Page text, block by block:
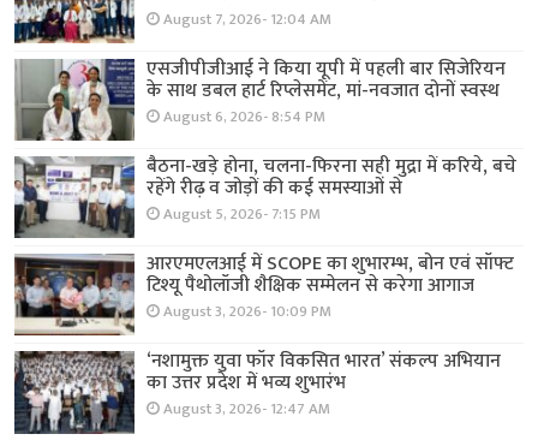
August 7, 2026- 12:04 AM
एसजीपीजीआई ने किया यूपी में पहली बार सिजेरियन
के साथ डबल हार्ट रिप्लेसमेंट, मां-नवजात दोनों स्वस्थ
August 6, 2026- 8:54 PM
बैठना-खड़े होना, चलना-फिरना सही मुद्रा में करिये, बचे
रहेंगे रीढ़ व जोड़ों की कई समस्याओं से
August 5, 2026- 7:15 PM
आरएमएलआई में SCOPE का शुभारम्भ, बोन एवं सॉफ्ट
टिश्यू पैथोलॉजी शैक्षिक सम्मेलन से करेगा आगाज
August 3, 2026- 10:09 PM
‘नशामुक्त युवा फॉर विकसित भारत’ संकल्प अभियान
का उत्तर प्रदेश में भव्य शुभारंभ
August 3, 2026- 12:47 AM